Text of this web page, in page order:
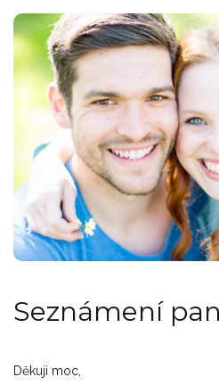
Seznámení
Děkuji moc,